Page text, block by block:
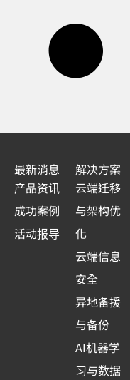
最新消息
产品资讯
成功案例
活动报导
解决方案
云端迁移
与架构优
化
云端信息
安全
异地备援
与备份
AI机器学
习与数据